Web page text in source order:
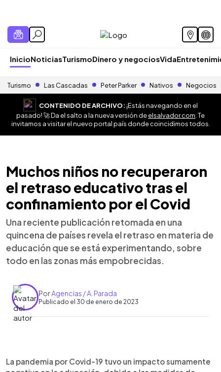
InicioNoticiasTurismoDinero y negociosVida
Turismo Las Cascadas Peter Parker Nativos Negocios
CONTENIDO DE ARCHIVO:¡Estás navegando en el
pasado! 🚀 Da el salto a la nueva versión deelsalvador.com . Te
invitamos a visitar el nuevo portal país donde coincidimos todos.
Muchos niños no recuperaron
el retraso educativo tras el
confinamiento por el Covid
Una reciente publicación retomada en una
quincena de países revela el retraso en materia de
educación que se está experimentando, sobre
todo en las zonas más empobrecidas.
PorAgencias / A. Parada
Publicado el 30 de enero de 2023
► Escuchar artículo
La pandemia por Covid-19 tuvo un impacto sumamente